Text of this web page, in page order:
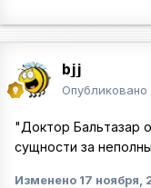
bjj
Опубликовано
"Доктор Бальтазар
сущности за
Изменено 17 ноября,